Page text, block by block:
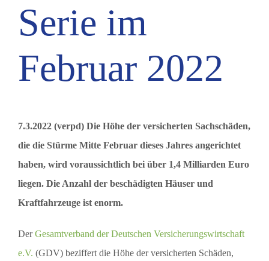
Serie im
Februar 2022
7.3.2022 (verpd) Die Höhe der versicherten Sachschäden,
die die Stürme Mitte Februar dieses Jahres angerichtet
haben, wird voraussichtlich bei über 1,4 Milliarden Euro
liegen. Die Anzahl der beschädigten Häuser und
Kraftfahrzeuge ist enorm.
DerGesamtverband der Deutschen Versicherungswirtschaft
e.V. (GDV) beziffert die Höhe der versicherten Schäden,